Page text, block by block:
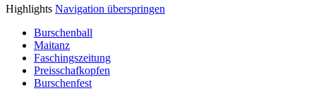
Highlights Navigation überspringen
Burschenball
Maitanz
Faschingszeitung
Preisschafkopfen
Burschenfest